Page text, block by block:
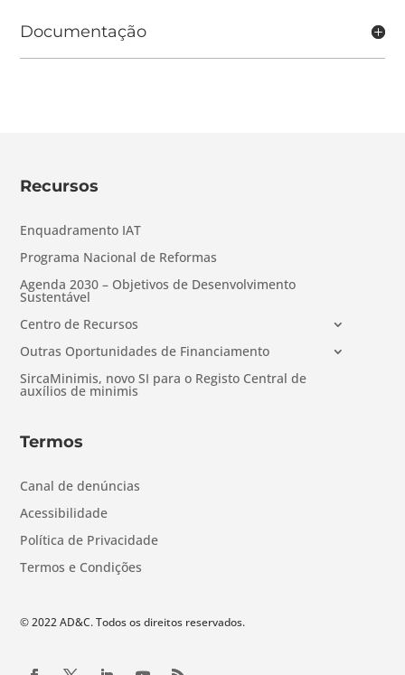
Documentação
Recursos
Enquadramento IAT
Programa Nacional de Reformas
Agenda 2030 – Objetivos de Desenvolvimento
Sustentável
Centro de Recursos
Outras Oportunidades de Financiamento
SircaMinimis, novo SI para o Registo Central de
auxílios de minimis
Termos
Canal de denúncias
Acessibilidade
Política de Privacidade
Termos e Condições
© 2022 AD&C. Todos os direitos reservados.